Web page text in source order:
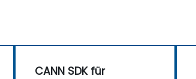
CANN SDK für